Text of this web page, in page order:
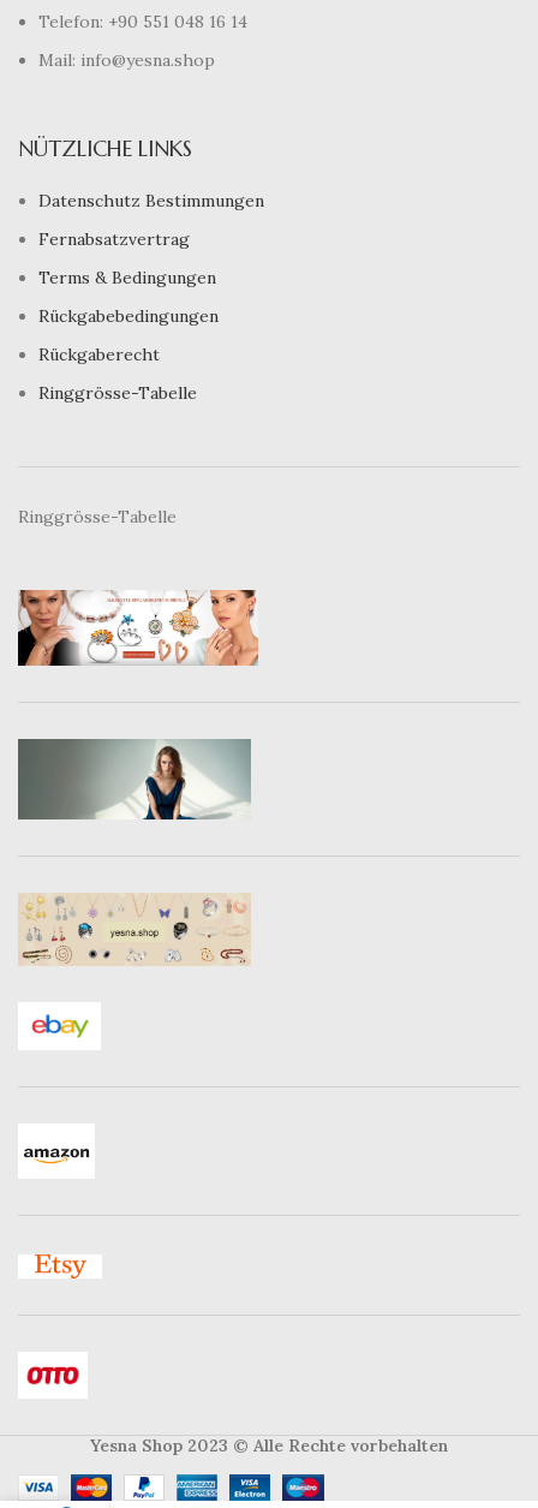
Telefon: +90 551 048 16 14
Mail: info@yesna.shop
NÜTZLICHE LINKS
Datenschutz Bestimmungen
Fernabsatzvertrag
Terms & Bedingungen
Rückgabebedingungen
Rückgaberecht
Ringgrösse-Tabelle
Ringgrösse-Tabelle
Yesna Shop 2023 © Alle Rechte vorbehalten